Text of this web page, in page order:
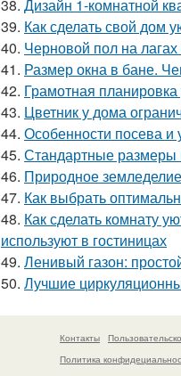
38. Дизайн 1-комнатной
39. Как сделать свой дом
40. Черновой пол на
41. Размер окна в бане.
42. Грамотная
43. Цветник у дома
44. Особенности посева
45. Стандартные размеры
46. Природное
47. Как выбрать
48. Как сделать комнату
используют в гостиницах
49. Ленивый газон:
50. Лучшие
Контакты
Политика